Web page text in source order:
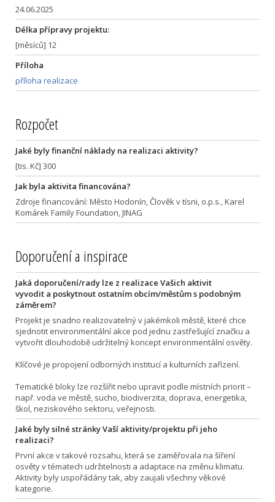
24.06.2025
Délka přípravy projektu:
[měsíců] 12
Příloha
příloha realizace
Rozpočet
Jaké byly finanční náklady na realizaci aktivity?
[tis. Kč] 300
Jak byla aktivita financována?
Zdroje financování: Město Hodonín, Člověk v tísni, o.p.s., Karel
Komárek Family Foundation, JINAG
Doporučení a inspirace
Jaká doporučení/rady lze z realizace Vašich aktivit
vyvodit a poskytnout ostatním obcím/městům s podobným
záměrem?
Projekt je snadno realizovatelný v jakémkoli městě, které chce
sjednotit environmentální akce pod jednu zastřešující značku a
vytvořit dlouhodobě udržitelný koncept environmentální osvěty.
Klíčové je propojení odborných institucí a kulturních zařízení.
Tematické bloky lze rozšířit nebo upravit podle místních priorit –
např. voda ve městě, sucho, biodiverzita, doprava, energetika,
škol, neziskového sektoru, veřejnosti.
Jaké byly silné stránky Vaší aktivity/projektu při jeho
realizaci?
První akce v takové rozsahu, která se zaměřovala na šíření
osvěty v tématech udržitelnosti a adaptace na změnu klimatu.
Aktivity byly uspořádány tak, aby zaujali všechny věkové
kategorie.